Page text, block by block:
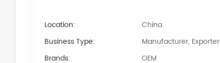
Location:
China
Business Type:
Manufacturer, Exporter
Brands:
OEM